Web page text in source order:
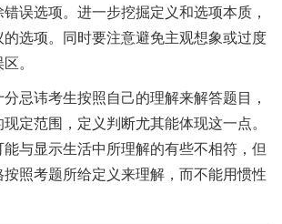
误选项。进一步挖掘定义和选项本质，
选项。同时要注意避免主观想象或过度
。
讳考生按照自己的理解来解答题目，
定范围，定义判断尤其能体现这一点。
与显示生活中所理解的有些不相符，但
照考题所给定义来理解，而不能用惯性